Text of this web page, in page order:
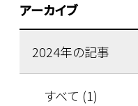
アーカイブ
2024年の記事
すべて (1)